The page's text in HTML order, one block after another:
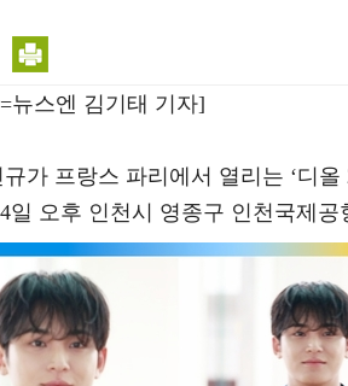
뉴스엔 김기태 기자]
가 프랑스 파리에서 열리는 ‘디
일 오후 인천시 영종구 인천국제